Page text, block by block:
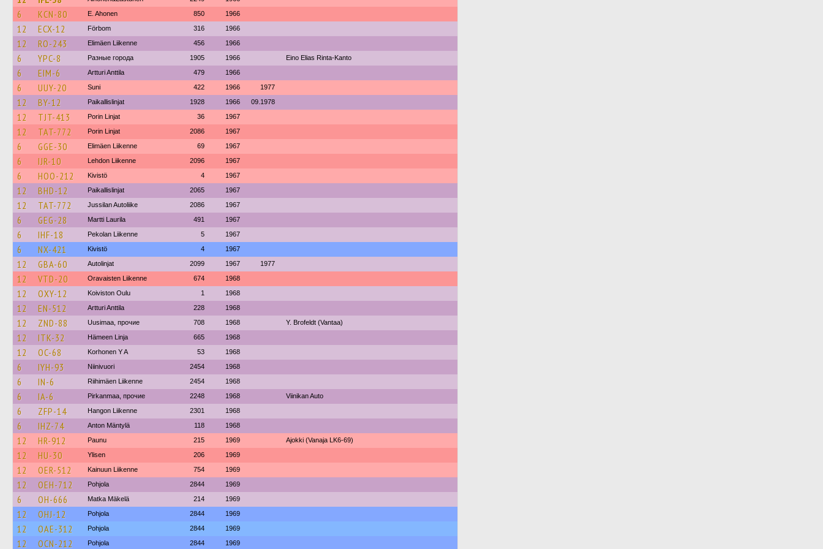
6 KCN-80 E. Ahonen 850 1966
12 ECX-12 Förbom 316 1966
12 RO-243 Elimäen Liikenne 456 1966
6 YPC-8 Разные города 1905 1966 Eino Elias Rinta-Kanto
6 EIM-6 Artturi Anttila 479 1966
6 UUY-20 Suni 422 1966 1977
12 BY-12 Paikallislinjat 1928 1966 09.1978
12 TJT-413 Porin Linjat 36 1967
12 TAT-772 Porin Linjat 2086 1967
6 GGE-30 Elimäen Liikenne 69 1967
6 IJR-10 Lehdon Liikenne 2096 1967
6 HOO-212 Kivistö 4 1967
12 BHD-12 Paikallislinjat 2065 1967
12 TAT-772 Jussilan Autoliike 2086 1967
6 GEG-28 Martti Laurila 491 1967
6 IHF-18 Pekolan Liikenne 5 1967
6 NX-421 Kivistö 4 1967
12 GBA-60 Autolinjat 2099 1967 1977
12 VTD-20 Oravaisten Liikenne 674 1968
12 OXY-12 Koiviston Oulu 1 1968
12 EN-512 Artturi Anttila 228 1968
12 ZND-88 Uusimaa, прочие 708 1968 Y. Brofeldt (Vantaa)
12 ITK-32 Hämeen Linja 665 1968
12 OC-68 Korhonen Y A 53 1968
6 IYH-93 Niinivuori 2454 1968
6 IN-6 Riihimäen Liikenne 2454 1968
6 IA-6 Pirkanmaa, прочие 2248 1968 Viinikan Auto
6 ZFP-14 Hangon Liikenne 2301 1968
6 IHZ-74 Anton Mäntylä 118 1968
12 HR-912 Paunu 215 1969 Ajokki (Vanaja LK6-69)
12 HU-30 Ylisen 206 1969
12 OER-512 Kainuun Liikenne 754 1969
12 OEH-712 Pohjola 2844 1969
6 OH-666 Matka Mäkelä 214 1969
12 OHJ-12 Pohjola 2844 1969
12 OAE-312 Pohjola 2844 1969
12 OCN-212 Pohjola 2844 1969